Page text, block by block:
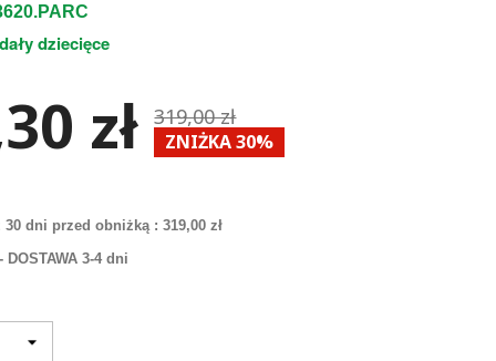
dziecięce
zł 319,00 zł
ZNIŻKA 30%
30 dni przed obniżką : 319,00 zł
3-4 dni